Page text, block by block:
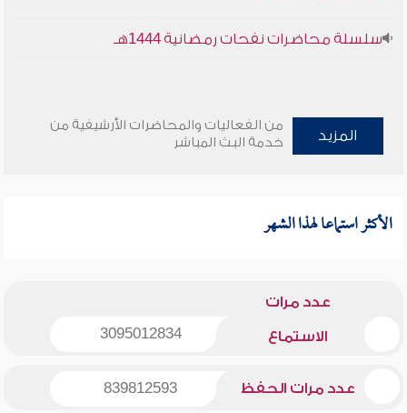
سلسلة محاضرات نفحات رمضانية 1444هـ
المزيد
من الفعاليات والمحاضرات الأرشيفية من
خدمة البث المباشر
الأكثر استماعا لهذا الشهر
عدد مرات
الاستماع 3095012834
عدد مرات الحفظ 839812593